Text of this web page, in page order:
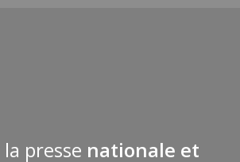
presse nationale et